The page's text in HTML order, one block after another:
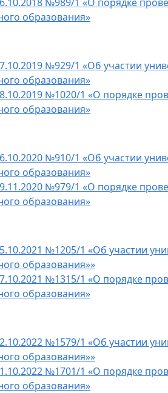
образования»
№929/1 «Об участии
образования»
№1020/1 «О порядке
образования»
№910/1 «Об участии
образования»
№979/1 «О порядке
образования»
№1205/1 «Об участии
образования»»
№1315/1 «О порядке
образования»
№1579/1 «Об участии
образования»»
№1701/1 «О порядке
образования»